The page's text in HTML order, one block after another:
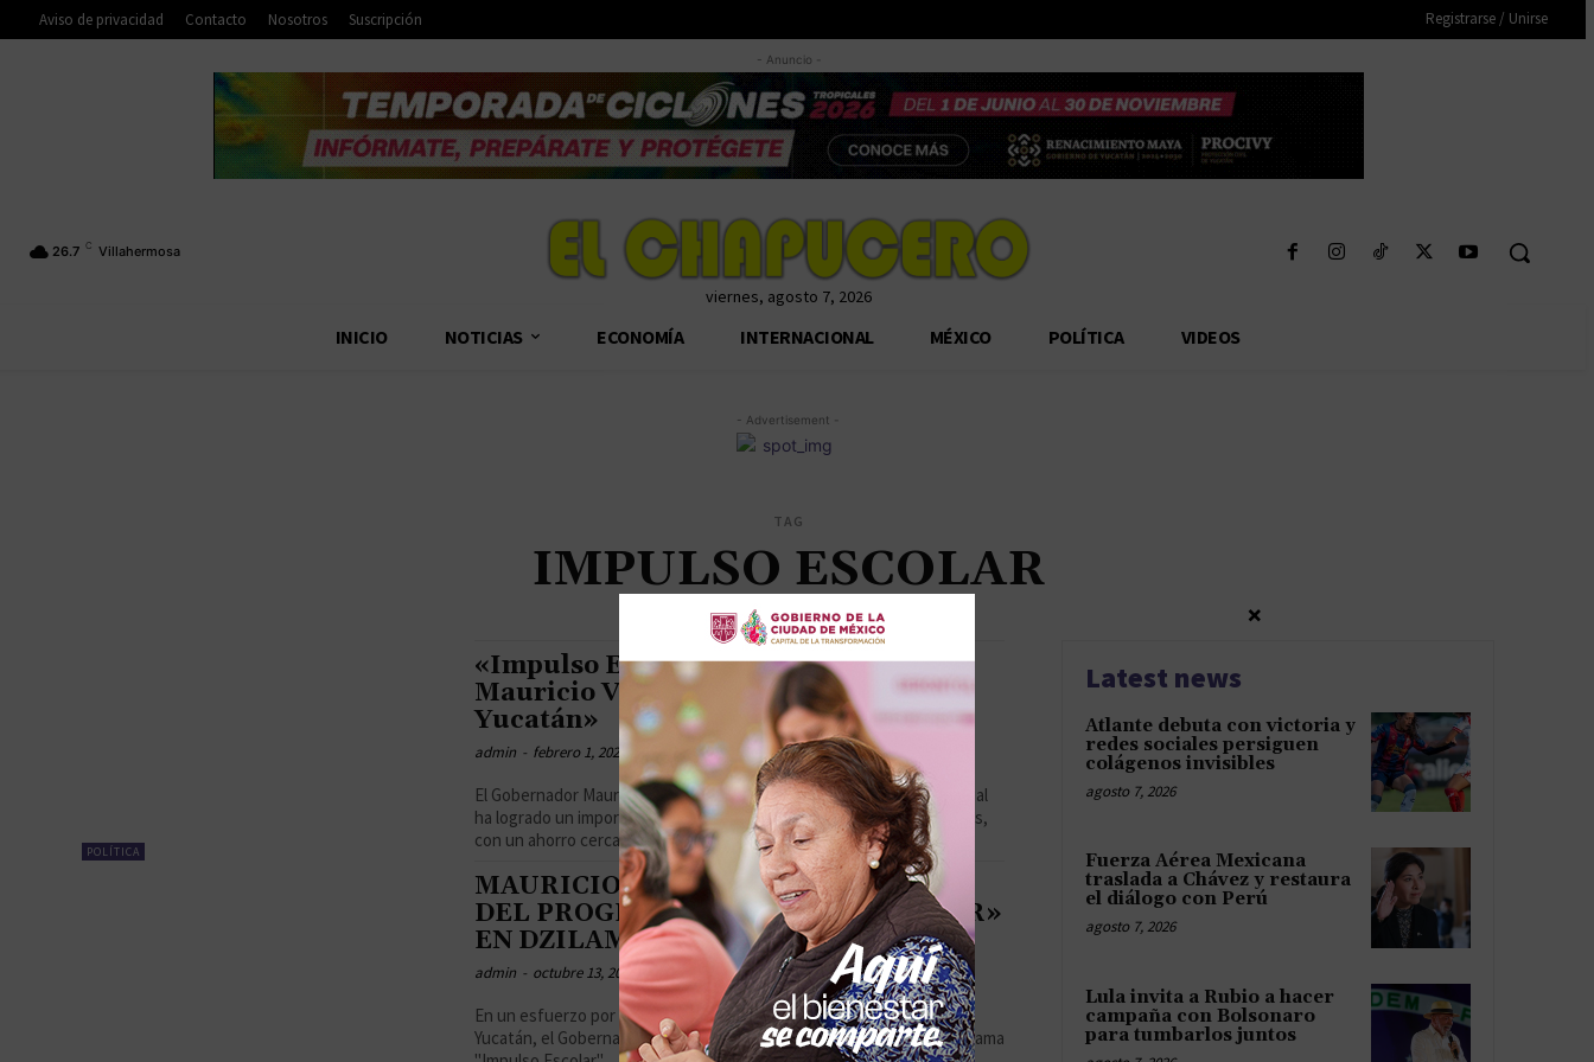
Aviso de privacidad Contacto Nosotros Suscripción Registrarse / Unirse
- Anuncio -
26.7 C Villahermosa
viernes, agosto 7, 2026
INICIO NOTICIAS ECONOMÍA INTERNACIONAL MÉXICO POLÍTICA VIDEOS
- Advertisement -
TAG
IMPULSO ESCOLAR
POLÍTICA
«Impulso Escolar: Compromiso de
Mauricio Vila con la Educación en
Yucatán»
admin - febrero 1, 2024
El Gobernador Mauricio Vila, apoya el programa #ImpulsoEscolar el cual
ha logrado un importante alivio económico para las familias yucatecas,
con un ahorro cercano...
MAURICIO VILA ENTREGA APOYOS
DEL PROGRAMA «IMPULSO ESCOLAR»
EN DZILAM DE BRAVO
admin - octubre 13, 2023
En un esfuerzo por fortalecer la educación en todo el estado de
Yucatán, el Gobernador Mauricio Vila Dosal entregó apoyos del programa
Latest news
Atlante debuta con victoria y
redes sociales persiguen
colágenos invisibles
agosto 7, 2026
Fuerza Aérea Mexicana
traslada a Chávez y restaura
el diálogo con Perú
agosto 7, 2026
Lula invita a Rubio a hacer
campaña con Bolsonaro
para tumbarlos juntos
×